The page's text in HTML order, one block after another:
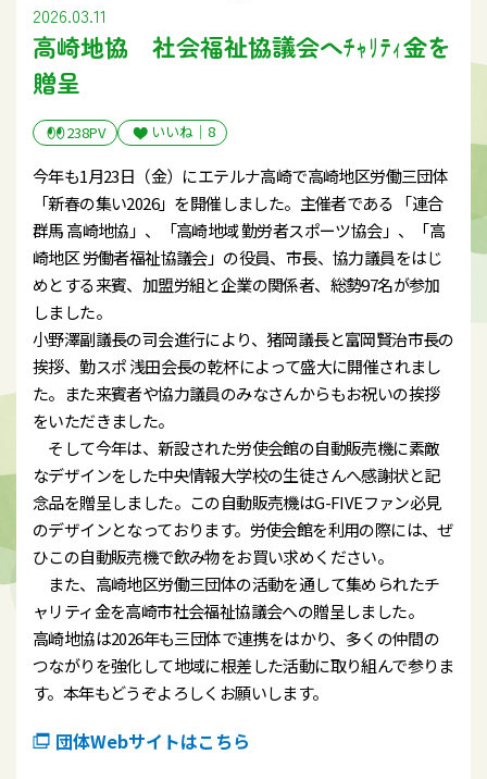
2026.03.11
高崎地協 社会福祉協議会へﾁｬﾘﾃｨ金を
贈呈
238PV いいね｜ 8
今年も1月23日（金）にエテルナ高崎で高崎地区労働三団体
「新春の集い2026」を開催しました。主催者である 「連合
群馬 高崎地協」、「高崎地域 勤労者スポーツ協会」、「高
崎地区 労働者福祉協議会」の役員、市長、協力議員をはじ
めとする来賓、加盟労組と企業の関係者、総勢97名が参加
しました。
小野澤副議長の司会進行により、猪岡議長と富岡賢治市長の
挨拶、勤スポ 浅田会長の乾杯によって盛大に開催されまし
た。また来賓者や協力議員のみなさんからもお祝いの挨拶
をいただきました。
そして今年は、新設された労使会館の自動販売機に素敵
なデザインをした中央情報大学校の生徒さんへ感謝状と記
念品を贈呈しました。この自動販売機はG-FIVEファン必見
のデザインとなっております。労使会館を利用の際には、ぜ
ひこの自動販売機で飲み物をお買い求めください。
また、高崎地区労働三団体の活動を通して集められたチ
ャリティ金を高崎市社会福祉協議会への贈呈しました。
高崎地協は2026年も三団体で連携をはかり、多くの仲間の
つながりを強化して地域に根差した活動に取り組んで参りま
す。本年もどうぞよろしくお願いします。
団体Webサイトはこちら